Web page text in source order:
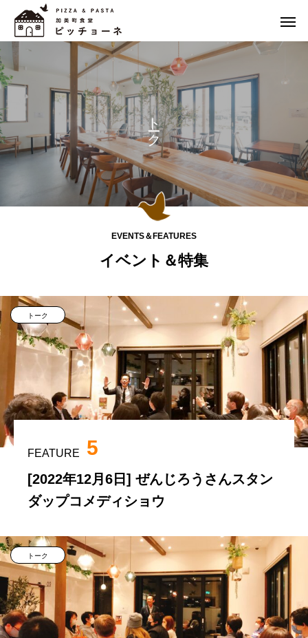
ト
ク
EVENTS＆FEATURES
イベント＆特集
トーク
FEATURE 5
[2022年12月6日] ぜんじろうさんスタン
ダップコメディショウ
トーク